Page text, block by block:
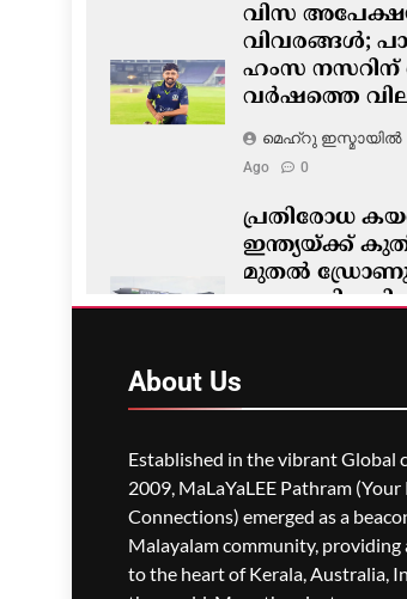
വിസ
വിവരങ്ങൾ;
ഹംസ നസറിന്
വർഷത്തെ
മെഹ്റു ഇസ്മായില്‍
Ago
0
പ്രതിരോധ
ഇന്ത്യയ്ക്ക്
മുതൽ
About Us
Established in the vibrant Global
2009, MaLaYaLEE Pathram (Your
Connections) emerged as a
Malayalam community,
to the heart of Kerala, Australia,